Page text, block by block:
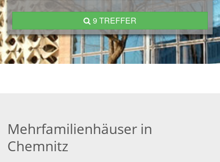
9 TREFFER
Mehrfamilienhäuser in
Chemnitz